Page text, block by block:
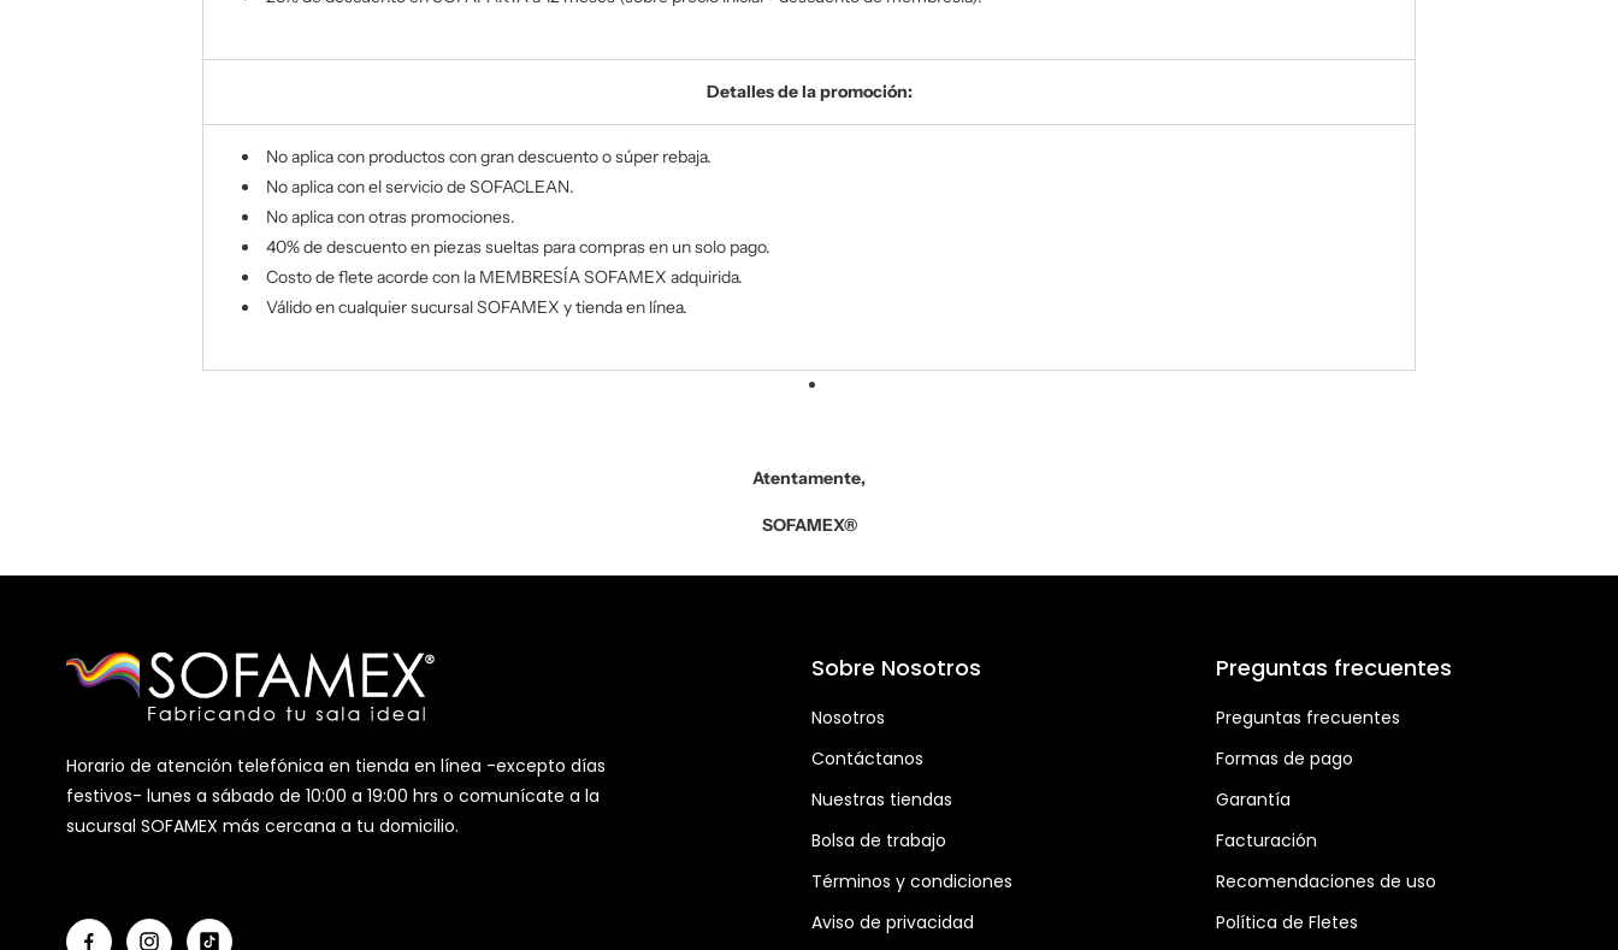
Detalles de la promoción:
No aplica con productos con gran descuento o súper rebaja.
No aplica con el servicio de SOFACLEAN.
No aplica con otras promociones.
40% de descuentoen piezas sueltas para comprasen un solo pago.
Costo de flete acorde con la MEMBRESÍA SOFAMEX adquirida.
Válido en cualquier sucursal SOFAMEX y tienda en línea.
Atentamente,
SOFAMEX®
Horario de atención telefónica en tienda en línea -excepto días
festivos- lunes a sábado de 10:00 a 19:00 hrs o comunícate a la
sucursal SOFAMEX más cercana a tu domicilio.
Sobre Nosotros
Nosotros
Contáctanos
Nuestras tiendas
Bolsa de trabajo
Términos y condiciones
Aviso de privacidad
Preguntas frecuentes
Preguntas frecuentes
Formas de pago
Garantía
Facturación
Recomendaciones de uso
Política de Fletes